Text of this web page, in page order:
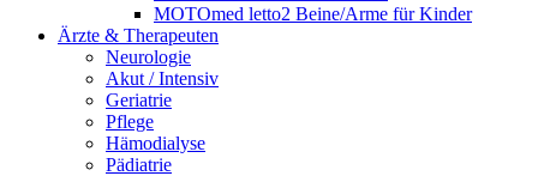
MOTOmed letto2 Beine/Arme für Kinder
Ärzte & Therapeuten
Neurologie
Akut / Intensiv
Geriatrie
Pflege
Hämodialyse
Pädiatrie